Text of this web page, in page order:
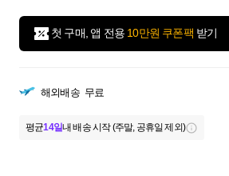
첫 구매, 앱 전용 10만원 쿠폰팩 받기
해외배송 무료
평균14일내 배송 시작 (주말, 공휴일 제외)